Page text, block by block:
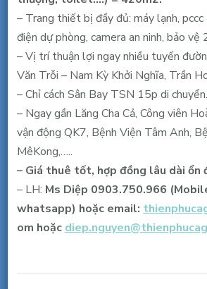
triệu/
tháng.
– Trang thiết bị đầy đủ: máy lạnh,
điện dự phòng, camera an ninh, bảo vệ
– Vị trí thuận lợi ngay nhiều tuyến
Văn Trỗi – Nam Kỳ Khởi Nghĩa, Trần
– Chỉ cách Sân Bay TSN 15p di chuyển.
– Ngay gần Lăng Cha Cả, Công viên
vận động QK7, Bệnh Viện Tâm Anh,
MêKong,…..
– Giá thuê tốt, hợp đồng lâu dài ổn
– LH: Ms Diệp 0903.750.966
whatsapp) hoặc email:
om hoặc diep.nguyen@